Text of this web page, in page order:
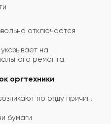
отключается
на
ремонта.
оргтехники
по ряду причин.
бумаги